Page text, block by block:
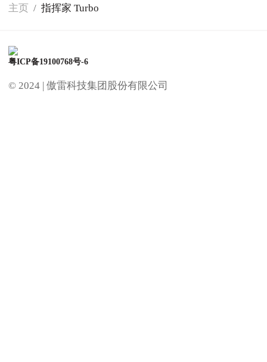
主页 / 指挥家 Turbo
© 2024 |傲雷科技集团股份有限公司
粤ICP备19100768号-6